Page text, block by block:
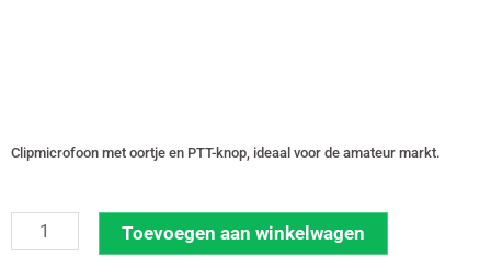
Clipmicrofoon met oortje en PTT-knop, ideaal voor de amateur markt.
Kenwood
EMC-
Toevoegen aan winkelwagen